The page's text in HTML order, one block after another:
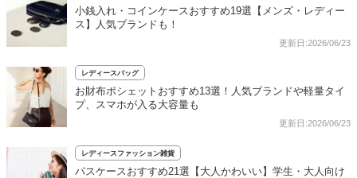
小銭入れ・コインケースおすすめ19選【メンズ・レディー
ス】人気ブランドも！
更新日:2026/06/23
レディースバッグ
お財布ポシェットおすすめ13選！人気ブランドや軽量タイ
プ、スマホが入る大容量も
更新日:2026/06/23
レディースファッション雑貨
パスケースおすすめ21選【大人かわいい】学生・大人向け